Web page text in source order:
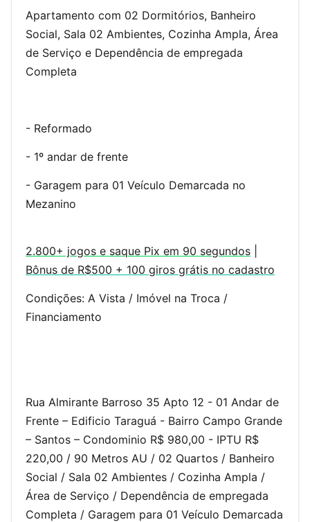
Apartamento com 02 Dormitórios, Banheiro
Social, Sala 02 Ambientes, Cozinha Ampla, Área
de Serviço e Dependência de empregada
Completa
- Reformado
- 1º andar de frente
- Garagem para 01 Veículo Demarcada no
Mezanino
2.800+ jogos e saque Pix em 90 segundos
Bônus de R$500 + 100 giros grátis no cadastro
Condições: A Vista / Imóvel na Troca /
Financiamento
Rua Almirante Barroso 35 Apto 12 - 01 Andar de
Frente – Edificio Taraguá - Bairro Campo Grande
– Santos – Condominio R$ 980,00 - IPTU R$
220,00 / 90 Metros AU / 02 Quartos / Banheiro
Social / Sala 02 Ambientes / Cozinha Ampla /
Área de Serviço / Dependência de empregada
Completa / Garagem para 01 Veículo Demarcada